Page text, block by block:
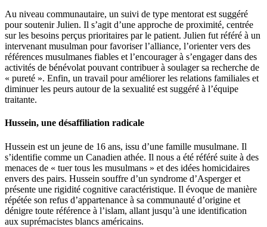
Au niveau communautaire, un suivi de type mentorat est suggéré
pour soutenir Julien. Il s’agit d’une approche de proximité, centrée
sur les besoins perçus prioritaires par le patient. Julien fut référé à un
intervenant musulman pour favoriser l’alliance, l’orienter vers des
références musulmanes fiables et l’encourager à s’engager dans des
activités de bénévolat pouvant contribuer à soulager sa recherche de
« pureté ». Enfin, un travail pour améliorer les relations familiales et
diminuer les peurs autour de la sexualité est suggéré à l’équipe
traitante.
Hussein, une désaffiliation radicale
Hussein est un jeune de 16 ans, issu d’une famille musulmane. Il
s’identifie comme un Canadien athée. Il nous a été référé suite à des
menaces de « tuer tous les musulmans » et des idées homicidaires
envers des pairs. Hussein souffre d’un syndrome d’Asperger et
présente une rigidité cognitive caractéristique. Il évoque de manière
répétée son refus d’appartenance à sa communauté d’origine et
dénigre toute référence à l’islam, allant jusqu’à une identification
aux suprémacistes blancs américains.